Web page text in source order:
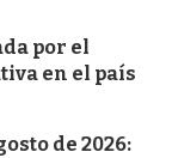
por el
en el país
de 2026: